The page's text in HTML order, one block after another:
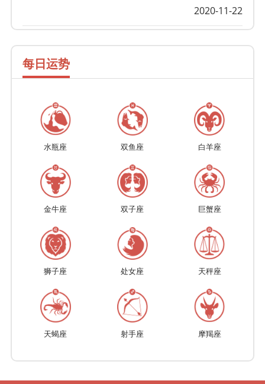
2020-11-22
每日运势
水瓶座 双鱼座 白羊座
金牛座 双子座 巨蟹座
狮子座 处女座 天秤座
天蝎座 射手座 摩羯座